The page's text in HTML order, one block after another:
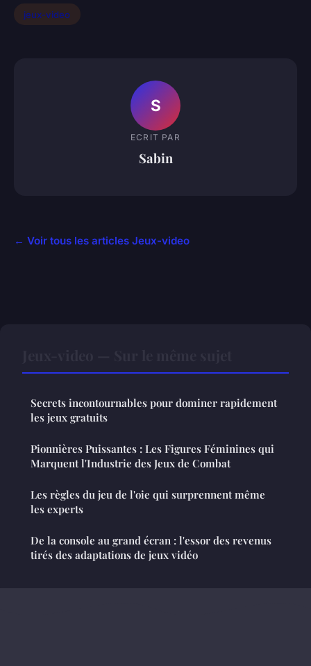
jeux-video
S
ECRIT PAR
Sabin
← Voir tous les articles Jeux-video
Secrets incontournables pour dominer rapidement
les jeux gratuits
Pionnières Puissantes : Les Figures Féminines qui
Marquent l'Industrie des Jeux de Combat
Les règles du jeu de l'oie qui surprennent même
les experts
De la console au grand écran : l'essor des revenus
tirés des adaptations de jeux vidéo